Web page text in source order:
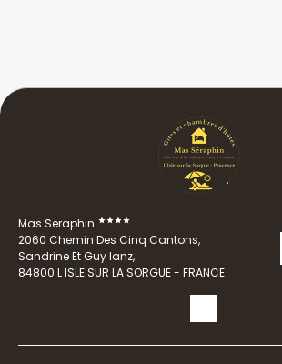
Mas Seraphin
2060 Chemin Des Cinq Cantons,
Sandrine Et Guy Ianz,
84800 L ISLE SUR LA SORGUE - FRANCE